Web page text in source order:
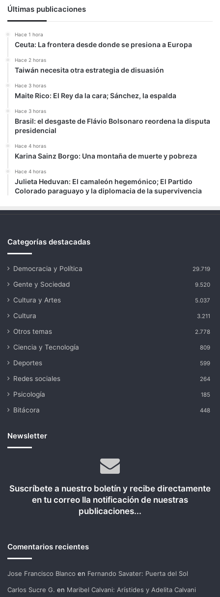
Últimas publicaciones
Hace 1 hora
Ceuta: La frontera desde donde se presiona a Europa
Hace 2 horas
Taiwán necesita otra estrategia de disuasión
Hace 3 horas
Maite Rico: El Rey da la cara; Sánchez, la espalda
Hace 3 horas
Brasil: el desgaste de Flávio Bolsonaro reordena la disputa
presidencial
Hace 4 horas
Karina Sainz Borgo: Una montaña de muerte y pobreza
Hace 4 horas
Julieta Heduvan: El camaleón hegemónico; El Partido
Colorado paraguayo y la diplomacia de la supervivencia
Categorías destacadas
Democracia y Política 29.719
Gente y Sociedad 9.520
Cultura y Artes 5.037
Cultura 3.211
Otros temas 2.778
Ciencia y Tecnología 809
Deportes 599
Redes sociales 264
Psicología 185
Bitácora 448
Newsletter
Suscríbete a nuestro boletín y recibe directamente
en tu correo lla notificación de nuestras
publicaciones...
Comentarios recientes
Jose Francisco Blanco en Fernando Savater: Puerta del Sol
Carlos Sucre G. en Maribel Calvani: Arístides y Adelita Calvani